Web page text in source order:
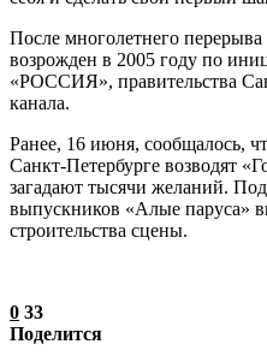
После многолетнего
возрожден в 2005 году по
«РОССИЯ», правительства
канала.
Ранее, 16 июня, сообщалось,
Санкт-Петербурге возводят
загадают тысячи желаний.
выпускников «Алые паруса»
строительства сцены.
0 33
Поделится